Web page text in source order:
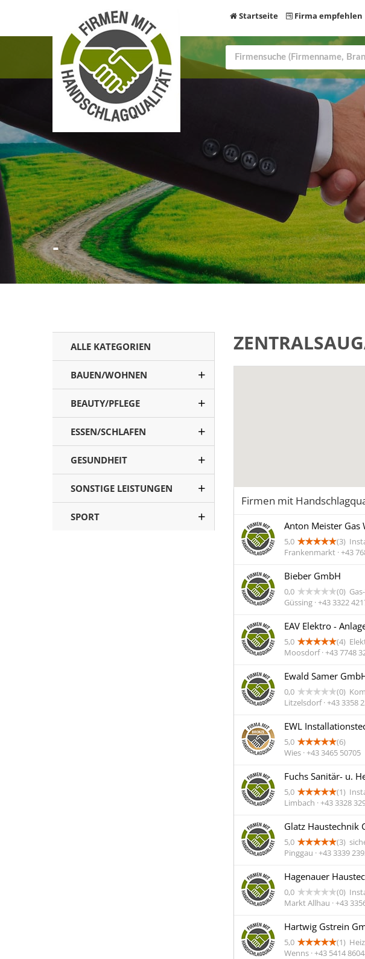
Startseite Firma empfehlen
-
ALLE KATEGORIEN
BAUEN/WOHNEN
BEAUTY/PFLEGE
ESSEN/SCHLAFEN
GESUNDHEIT
SONSTIGE LEISTUNGEN
SPORT
Firmen mit
Anton Meister Gas
5,0 (3)
Frankenmarkt · +43
Bieber GmbH
0,0 (0)
Güssing · +43 3322
EAV Elektro -
5,0 (4)
Moosdorf · +43 7748
Ewald Samer
0,0 (0)
Litzelsdorf · +43 3358
EWL
5,0
(6)
Wies · +43 3465 50705
Fuchs Sanitär- u.
5,0 (1)
Limbach · +43 3328
Glatz Haustechnik
5,0 (3)
Pinggau · +43 3339
Hagenauer
0,0 (0)
Markt Allhau · +43
Hartwig Gstrein
5,0 (1)
Wenns · +43 5414